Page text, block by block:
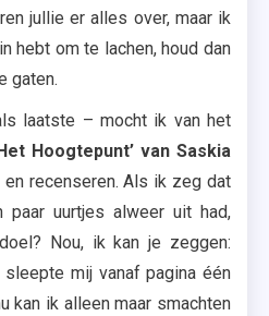
jullie er alles over, maar ik
hebt om te lachen, houd dan
gaten.
laatste – mocht ik van het
Hoogtepunt’ van Saskia
recenseren. Als ik zeg dat
uurtjes alweer uit had,
Nou, ik kan je zeggen:
sleepte mij vanaf pagina één
kan ik alleen maar smachten